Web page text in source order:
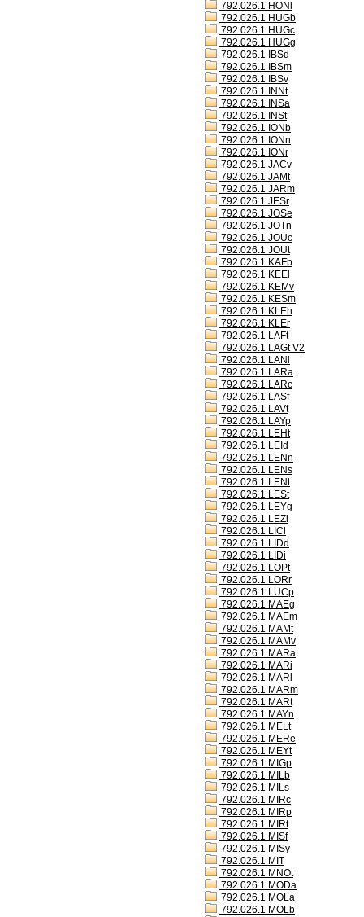
792.026.1 HONl
792.026.1 HUGb
792.026.1 HUGc
792.026.1 HUGg
792.026.1 IBSd
792.026.1 IBSm
792.026.1 IBSv
792.026.1 INNt
792.026.1 INSa
792.026.1 INSt
792.026.1 IONb
792.026.1 IONn
792.026.1 IONr
792.026.1 JACv
792.026.1 JAMt
792.026.1 JARm
792.026.1 JESr
792.026.1 JOSe
792.026.1 JOTn
792.026.1 JOUc
792.026.1 JOUt
792.026.1 KAFb
792.026.1 KEEl
792.026.1 KEMv
792.026.1 KESm
792.026.1 KLEh
792.026.1 KLEr
792.026.1 LAFt
792.026.1 LAGt V2
792.026.1 LANl
792.026.1 LARa
792.026.1 LARc
792.026.1 LASf
792.026.1 LAVt
792.026.1 LAYp
792.026.1 LEHt
792.026.1 LEId
792.026.1 LENn
792.026.1 LENs
792.026.1 LENt
792.026.1 LESt
792.026.1 LEYg
792.026.1 LEZi
792.026.1 LICl
792.026.1 LIDd
792.026.1 LIDi
792.026.1 LOPt
792.026.1 LORr
792.026.1 LUCp
792.026.1 MAEg
792.026.1 MAEm
792.026.1 MAMt
792.026.1 MAMv
792.026.1 MARa
792.026.1 MARi
792.026.1 MARl
792.026.1 MARm
792.026.1 MARt
792.026.1 MAYn
792.026.1 MELt
792.026.1 MERe
792.026.1 MEYt
792.026.1 MIGp
792.026.1 MILb
792.026.1 MILs
792.026.1 MIRc
792.026.1 MIRp
792.026.1 MIRt
792.026.1 MISf
792.026.1 MISy
792.026.1 MIT
792.026.1 MNOt
792.026.1 MODa
792.026.1 MOLa
792.026.1 MOLb